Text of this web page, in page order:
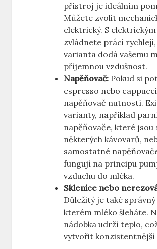
přístroj je ideálním
Můžete⁢ zvolit
elektrický. S⁢
zvládnete práci
varianta dodá ⁤vašemu⁢
příjemnou vzdušnost.
Napěňovač: Pokud si
espresso nebo
napěňovač nutností.
varianty, například
napěňovače, které jsou
některých kávovarů,
samostatné
fungují na principu
vzduchu do mléka.
Sklenice‍ nebo
Důležitý je také
kterém mléko⁤ šleháte.
nádobka udrží teplo,
vytvořit‌ konzistentnější